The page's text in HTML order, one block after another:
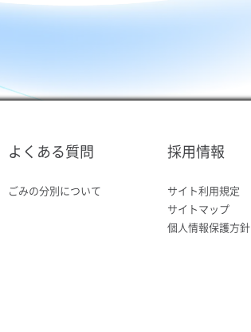
よくある質問
ごみの分別について
採用情報
サイト利用規定
サイトマップ
個人情報保護方針